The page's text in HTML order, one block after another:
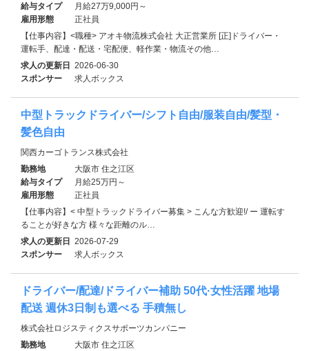
給与タイプ
月給27万9,000円～
雇用形態
正社員
【仕事内容】<職種> アオキ物流株式会社 大正営業所 [正]ドライバー・
運転手、配達・配送・宅配便、軽作業・物流その他…
求人の更新日 2026-06-30
スポンサー
求人ボックス
中型トラックドライバー/シフト自由/服装自由/髪型・
髪色自由
関西カーゴトランス株式会社
勤務地
大阪市 住之江区
給与タイプ
月給25万円～
雇用形態
正社員
【仕事内容】< 中型トラックドライバー募集 > こんな方歓迎!/ ー 運転す
ることが好きな方 様々な距離のル…
求人の更新日 2026-07-29
スポンサー
求人ボックス
ドライバー/配達/ドライバー補助 50代·女性活躍 地場
配送 週休3日制も選べる 手積無し
株式会社ロジスティクスサポーツカンパニー
勤務地
大阪市 住之江区